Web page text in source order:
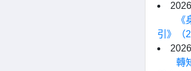
引》（
轉